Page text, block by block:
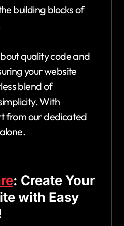
building blocks of
quality code and
your website
blend of
With
from our dedicated
: Create Your
with Easy